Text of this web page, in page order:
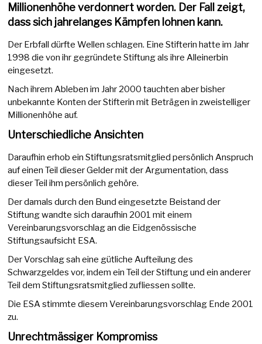
Millionenhöhe verdonnert worden. Der Fall zeigt,
dass sich jahrelanges Kämpfen lohnen kann.
Der Erbfall dürfte Wellen schlagen. Eine Stifterin hatte im Jahr
1998 die von ihr gegründete Stiftung als ihre Alleinerbin
eingesetzt.
Nach ihrem Ableben im Jahr 2000 tauchten aber bisher
unbekannte Konten der Stifterin mit Beträgen in zweistelliger
Millionenhöhe auf.
Unterschiedliche Ansichten
Daraufhin erhob ein Stiftungsratsmitglied persönlich Anspruch
auf einen Teil dieser Gelder mit der Argumentation, dass
dieser Teil ihm persönlich gehöre.
Der damals durch den Bund eingesetzte Beistand der
Stiftung wandte sich daraufhin 2001 mit einem
Vereinbarungsvorschlag an die Eidgenössische
Stiftungsaufsicht ESA.
Der Vorschlag sah eine gütliche Aufteilung des
Schwarzgeldes vor, indem ein Teil der Stiftung und ein anderer
Teil dem Stiftungsratsmitglied zufliessen sollte.
Die ESA stimmte diesem Vereinbarungsvorschlag Ende 2001
zu.
Unrechtmässiger Kompromiss